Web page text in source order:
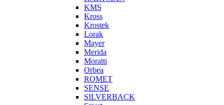
KMS
Kross
Krostek
Lorak
Mayer
Merida
Moratti
Orbea
ROMET
SENSE
SILVERBACK